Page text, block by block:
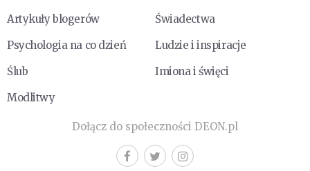
Artykuły blogerów
Świadectwa
Psychologia na co dzień
Ludzie i inspiracje
Ślub
Imiona i święci
Modlitwy
Dołącz do społeczności DEON.pl